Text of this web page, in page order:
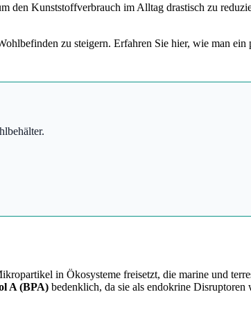
den Kunststoffverbrauch im Alltag drastisch zu
zu steigern. Erfahren Sie hier, wie man
in Ökosysteme freisetzt, die marine und
A (BPA) bedenklich, da sie als endokrine